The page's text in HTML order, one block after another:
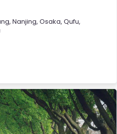
, Nanjing, Osaka, Qufu,